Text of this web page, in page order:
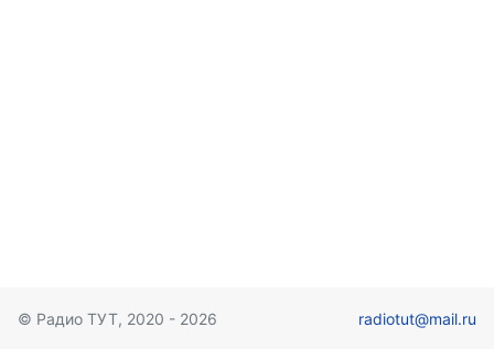
© Радио ТУТ, 2020 - 2026 radiotut@mail.ru